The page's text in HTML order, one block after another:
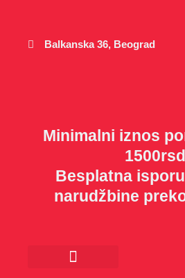
садржајBalkanska 36, Beograd
Minimalni iznos
1500rsd
Besplatna
narudžbine